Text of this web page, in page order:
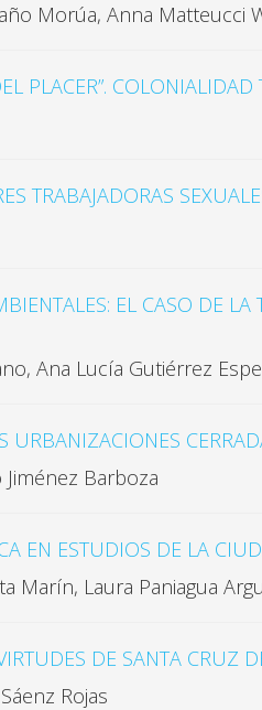
Morúa, Anna Matteucci
PLACER”.
TRABAJADORAS
EL CASO DE
Ana Lucía Gutiérrez
URBANIZACIONES
Barboza
EN ESTUDIOS DE LA
Marín, Laura Paniagua
DE SANTA CRUZ
Rojas